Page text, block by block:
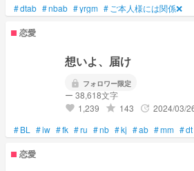
#dtab #nbab #yrgm # ご本人様には関係❌
恋愛
想いよ、届け
lock フォロワー限定
ー 38,618文字
favorite 1,239 grade 143 update 2024/03/
#BL #iw #fk #ru #nb #kj #ab #mm #dt
恋愛